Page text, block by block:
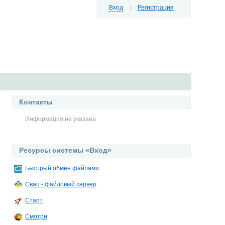
Вход Регистрация
Контакты
Информация не указана
Ресурсы системы «Вход»
Быстрый обмен файлами
Свап - файловый сервер
Старт
Смотри